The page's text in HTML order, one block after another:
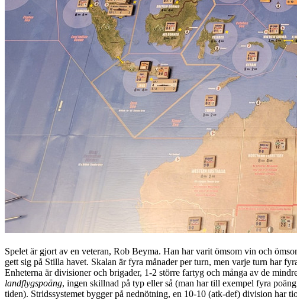
Spelet är gjort av en veteran, Rob Beyma. Han har varit ömsom vin och
gett sig på Stilla havet. Skalan är fyra månader per turn, men varje turn har
Enheterna är divisioner och brigader, 1-2 större fartyg och många av de
landflygspoäng, ingen skillnad på typ eller så (man har till exempel fyra
tiden). Stridssystemet bygger på nednötning, en 10-10 (atk-def) division har